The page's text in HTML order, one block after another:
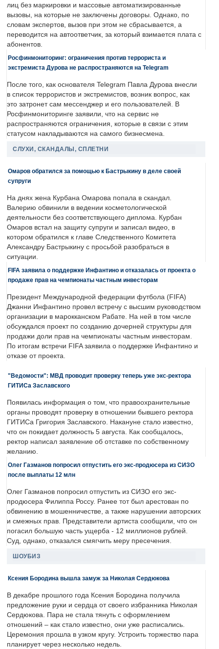
лиц без маркировки и массовые автоматизированные
вызовы, на которые не заключены договоры. Однако, по
словам экспертов, вызов при этом не сбрасывается, а
переводится на автоответчик, за который взимается плата с
абонентов.
Росфинмониторинг: ограничения против террориста и
экстремиста Дурова не распространяются на Telegram
После того, как основателя Telegram Павла Дурова внесли
в список террористов и экстремистов, возник вопрос, как
это затронет сам мессенджер и его пользователей. В
Росфинмониторинге заявили, что на сервис не
распространяются ограничения, которые в связи с этим
статусом накладываются на самого бизнесмена.
СЛУХИ, СКАНДАЛЫ, СПЛЕТНИ
Омаров обратился за помощью к Бастрыкину в деле своей
супруги
На днях жена Курбана Омарова попала в скандал.
Валерию обвинили в ведении косметологической
деятельности без соответствующего диплома. Курбан
Омаров встал на защиту супруги и записал видео, в
котором обратился к главе Следственного Комитета
Александру Бастрыкину с просьбой разобраться в
ситуации.
FIFA заявила о поддержке Инфантино и отказалась от проекта о
продаже прав на чемпионаты частным инвесторам
Президент Международной федерации футбола (FIFA)
Джанни Инфантино провел встречу с высшим руководством
организации в марокканском Рабате. На ней в том числе
обсуждался проект по созданию дочерней структуры для
продажи доли прав на чемпионаты частным инвесторам.
По итогам встречи FIFA заявила о поддержке Инфантино и
отказе от проекта.
"Ведомости": МВД проводит проверку теперь уже экс-ректора
ГИТИСа Заславского
Появилась информация о том, что правоохранительные
органы проводят проверку в отношении бывшего ректора
ГИТИСа Григория Заславского. Накануне стало известно,
что он покидает должность 5 августа. Как сообщалось,
ректор написал заявление об отставке по собственному
желанию.
Олег Газманов попросил отпустить его экс-продюсера из СИЗО
после выплаты 12 млн
Олег Газманов попросил отпустить из СИЗО его экс-
продюсера Филиппа Россу. Ранее тот был арестован по
обвинению в мошенничестве, а также нарушении авторских
и смежных прав. Представители артиста сообщили, что он
погасил большую часть ущерба - 12 миллионов рублей.
Суд, однако, отказался смягчить меру пресечения.
ШОУБИЗ
Ксения Бородина вышла замуж за Николая Сердюкова
В декабре прошлого года Ксения Бородина получила
предложение руки и сердца от своего избранника Николая
Сердюкова. Пара не стала тянуть с оформлением
отношений – как стало известно, они уже расписались.
Церемония прошла в узком кругу. Устроить торжество пара
планирует через несколько недель.